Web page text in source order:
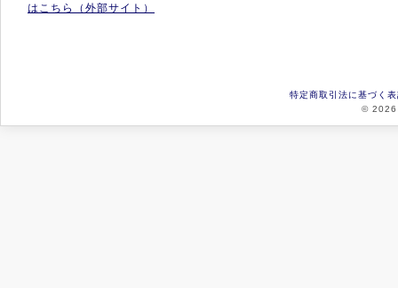
はこちら（外部サイト）
特定商取引法に基づく
© 2026